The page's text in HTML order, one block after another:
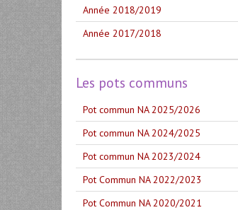
Année 2018/2019
Année 2017/2018
Les pots communs
Pot commun NA 2025/2026
Pot commun NA 2024/2025
Pot commun NA 2023/2024
Pot Commun NA 2022/2023
Pot Commun NA 2020/2021